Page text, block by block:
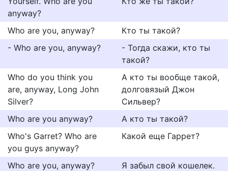
anyway?
Who are you, anyway?
Кто ты такой?
- Who are you, anyway?
- Тогда скажи, кто ты
такой?
Who do you think you
are, anyway, Long John
Silver?
А кто ты вообще такой,
долговязый Джон
Сильвер?
Who are you anyway?
А кто ты такой?
Who's Garret? Who are
you guys anyway?
Какой еще Гаррет?
Who are you, anyway?
Я забыл свой кошелек.